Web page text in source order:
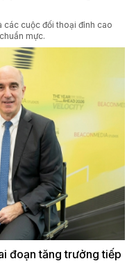
các cuộc đối thoại đỉnh cao
mực.
đoạn tăng trưởng tiếp